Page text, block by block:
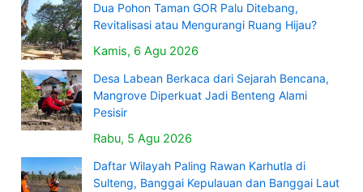
Dua Pohon Taman GOR Palu Ditebang,
Revitalisasi atau Mengurangi Ruang Hijau?
Kamis, 6 Agu 2026
Desa Labean Berkaca dari Sejarah Bencana,
Mangrove Diperkuat Jadi Benteng Alami
Pesisir
Rabu, 5 Agu 2026
Daftar Wilayah Paling Rawan Karhutla di
Sulteng, Banggai Kepulauan dan Banggai Laut